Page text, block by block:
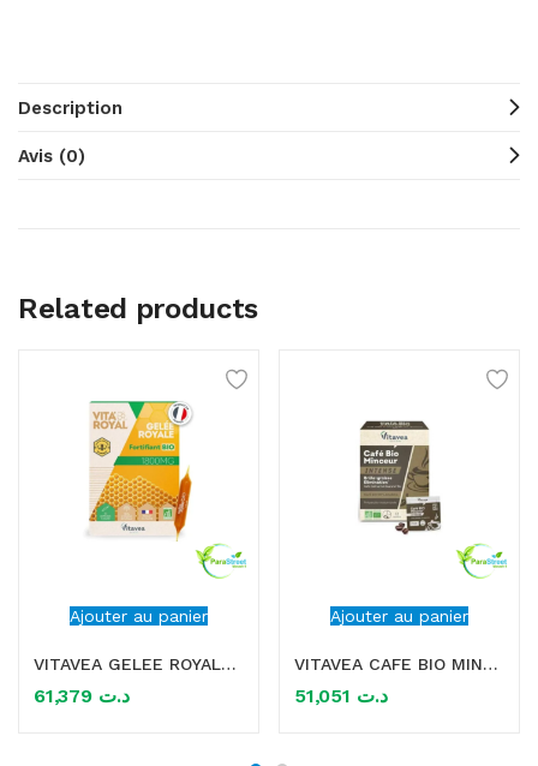
Description
Avis (0)
Related products
Ajouter au panier
VITAVEA GELEE ROYALE FORTIFIANT BIO 1800MG 10 AMPOULES
د.ت
Ajouter au panier
VITAVEA CAFE BIO MINCEUR INTENSE BRULE GRAISSE 12 SACHETS
د.ت